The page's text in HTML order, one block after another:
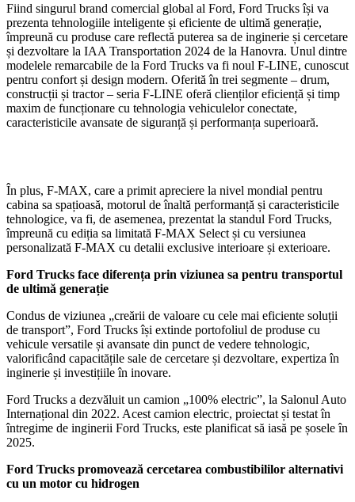
Fiind singurul brand comercial global al Ford, Ford Trucks își va
prezenta tehnologiile inteligente și eficiente de ultimă generație,
împreună cu produse care reflectă puterea sa de inginerie și cercetare
și dezvoltare la IAA Transportation 2024 de la Hanovra. Unul dintre
modelele remarcabile de la Ford Trucks va fi noul F-LINE, cunoscut
pentru confort și design modern. Oferită în trei segmente – drum,
construcții și tractor – seria F-LINE oferă clienților eficiență și timp
maxim de funcționare cu tehnologia vehiculelor conectate,
caracteristicile avansate de siguranță și performanța superioară.
În plus, F-MAX, care a primit apreciere la nivel mondial pentru
cabina sa spațioasă, motorul de înaltă performanță și caracteristicile
tehnologice, va fi, de asemenea, prezentat la standul Ford Trucks,
împreună cu ediția sa limitată F-MAX Select și cu versiunea
personalizată F-MAX cu detalii exclusive interioare și exterioare.
Ford Trucks face diferența prin viziunea sa pentru transportul
de ultimă generație
Condus de viziunea „creării de valoare cu cele mai eficiente soluții
de transport”, Ford Trucks își extinde portofoliul de produse cu
vehicule versatile și avansate din punct de vedere tehnologic,
valorificând capacitățile sale de cercetare și dezvoltare, expertiza în
inginerie și investițiile în inovare.
Ford Trucks a dezvăluit un camion „100% electric”, la Salonul Auto
Internațional din 2022. Acest camion electric, proiectat și testat în
întregime de inginerii Ford Trucks, este planificat să iasă pe șosele în
2025.
Ford Trucks promovează cercetarea combustibililor alternativi
cu un motor cu hidrogen